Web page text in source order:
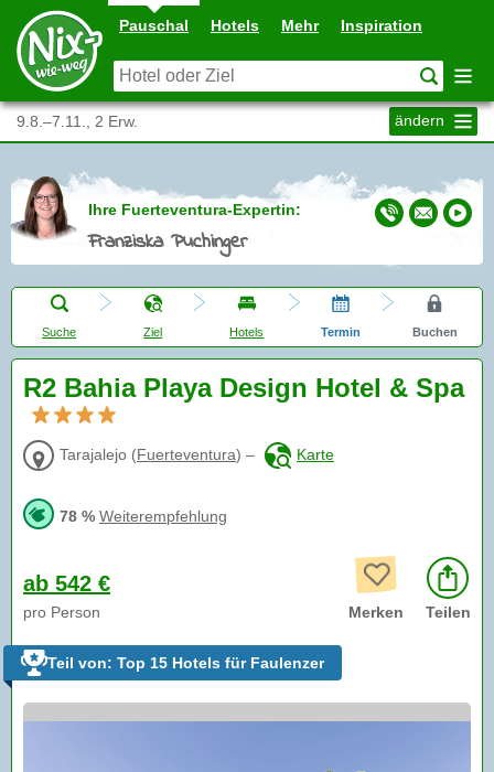
Pauschal Hotels Mehr Inspiration
9.8.–7.11., 2 Erw. ändern
Ihre Fuerteventura-Expertin:
Franziska Puchinger
Suche Ziel Hotels Termin Buchen
R2 Bahia Playa Design Hotel & Spa
Tarajalejo (Fuerteventura) – Karte
78 % Weiterempfehlung
ab 542 €
pro Person Merken Teilen
Teil von: Top 15 Hotels für Faulenzer